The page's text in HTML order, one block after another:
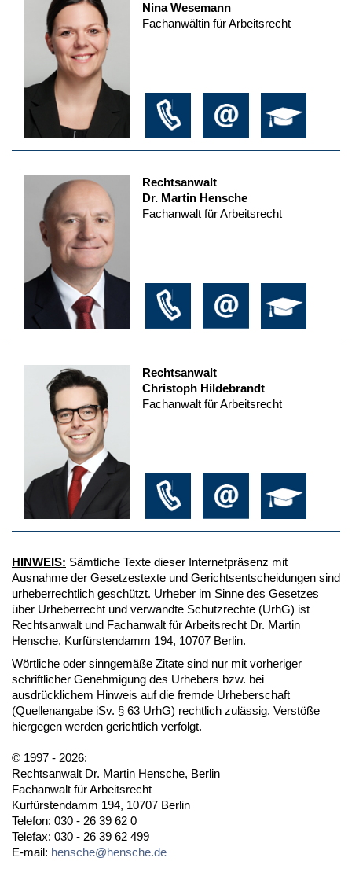
Nina Wesemann
Fachanwältin für Arbeitsrecht
Rechtsanwalt
Dr. Martin Hensche
Fachanwalt für Arbeitsrecht
Rechtsanwalt
Christoph Hildebrandt
Fachanwalt für Arbeitsrecht
HINWEIS: Sämtliche Texte dieser Internetpräsenz mit
Ausnahme der Gesetzestexte und Gerichtsentscheidungen sind
urheberrechtlich geschützt. Urheber im Sinne des Gesetzes
über Urheberrecht und verwandte Schutzrechte (UrhG) ist
Rechtsanwalt und Fachanwalt für Arbeitsrecht Dr. Martin
Hensche, Kurfürstendamm 194, 10707 Berlin.
Wörtliche oder sinngemäße Zitate sind nur mit vorheriger
schriftlicher Genehmigung des Urhebers bzw. bei
ausdrücklichem Hinweis auf die fremde Urheberschaft
(Quellenangabe iSv. § 63 UrhG) rechtlich zulässig. Verstöße
hiergegen werden gerichtlich verfolgt.
© 1997 - 2026:
Rechtsanwalt Dr. Martin Hensche, Berlin
Fachanwalt für Arbeitsrecht
Kurfürstendamm 194, 10707 Berlin
Telefon: 030 - 26 39 62 0
Telefax: 030 - 26 39 62 499
E-mail: hensche@hensche.de